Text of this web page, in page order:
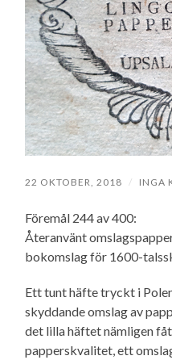
22 OKTOBER, 2018 / INGA
Föremål 244 av 400:
Återanvänt
bokomslag för 1600-
Ett tunt häfte tryckt i
skyddande omslag av
det lilla häftet nämligen
papperskvalitet, ett